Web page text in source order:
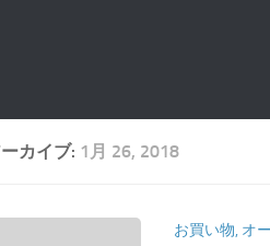
カイブ: 1月 26, 2018
お買い物, オ